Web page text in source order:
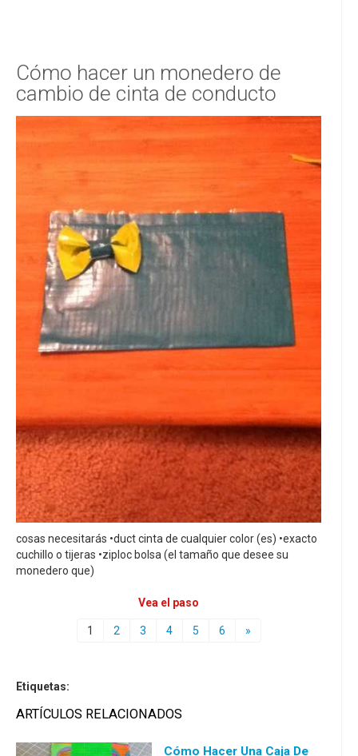
Cómo hacer un monedero de
cambio de cinta de conducto
cosas necesitarás •duct cinta de cualquier color (es) •exacto
cuchillo o tijeras •ziploc bolsa (el tamaño que desee su
monedero que)
Vea el paso
1 2 3 4 5 6 »
Etiquetas:
ARTÍCULOS RELACIONADOS
Cómo Hacer Una Caja De